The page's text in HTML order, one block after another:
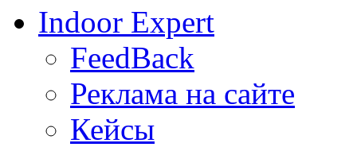
Indoor Expert
FeedBack
Реклама на сайте
Кейсы